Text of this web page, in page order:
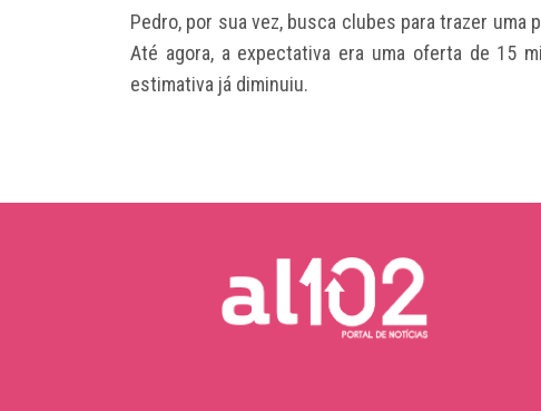
Pedro, por sua vez, busca clubes para trazer uma
Até agora, a expectativa era uma oferta de 15
estimativa já diminuiu.